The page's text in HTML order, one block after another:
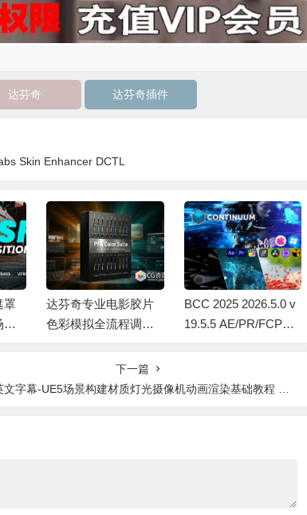
达芬奇 达芬奇插件
Skin Enhancer DCTL
罩
达
达芬奇专业电影胶片
色彩模拟全流程调色
BCC 2025 2026.5.0 v
19.5.5 AE/PR/FCPX/A
ac Intel/M芯片
下一篇
字幕-UE5场景构建材质灯光摄像机动画渲染基础教程 SOM